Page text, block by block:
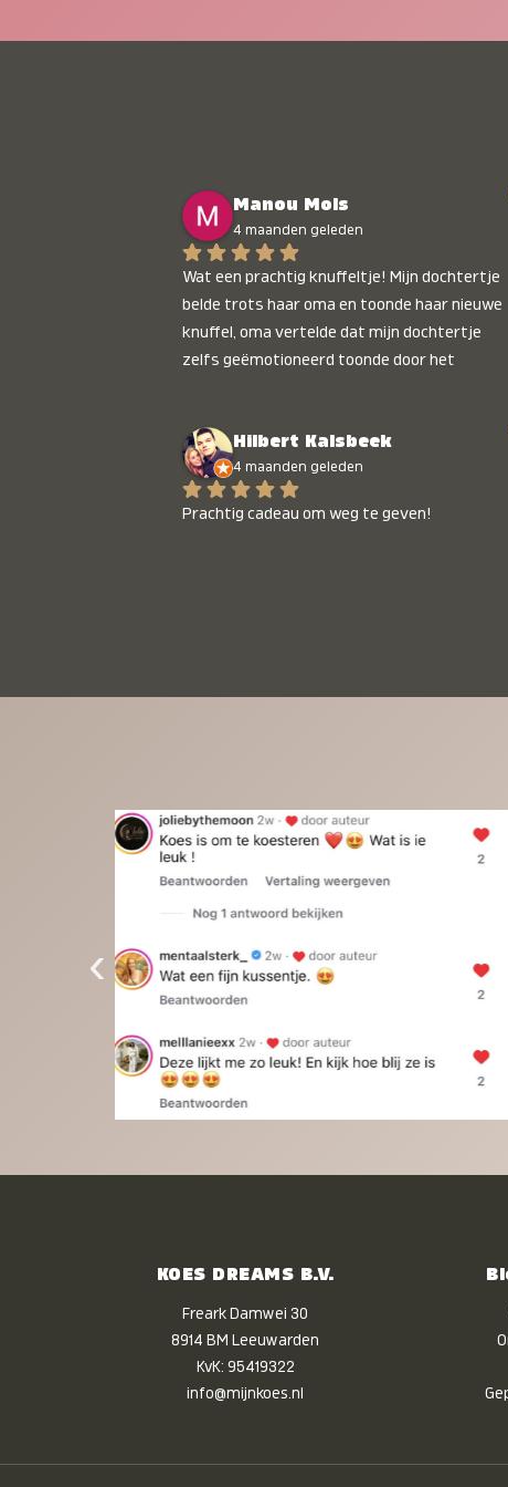
Manou Mols
4 maanden geleden
Wat een prachtig knuffeltje! Mijn dochtertje
belde trots haar oma en toonde haar nieuwe
knuffel, oma vertelde dat mijn dochtertje
zelfs geëmotioneerd toonde door het
Hilbert Kalsbeek
4 maanden geleden
Prachtig cadeau om weg te geven!
‹
KOES DREAMS B.V.
Freark Damwei 30
8914 BM Leeuwarden
KvK: 95419322
info@mijnkoes.nl